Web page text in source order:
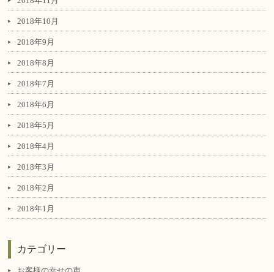
2018年10月
2018年9月
2018年8月
2018年7月
2018年6月
2018年5月
2018年4月
2018年3月
2018年2月
2018年1月
カテゴリー